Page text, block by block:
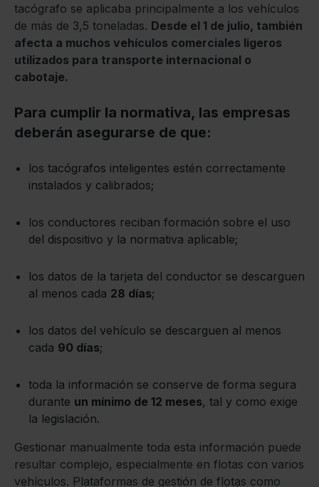
tacógrafo se aplicaba principalmente a los vehículos
de más de 3,5 toneladas. Desde el 1 de julio, también
afecta a muchos vehículos comerciales ligeros
utilizados para transporte internacional o
cabotaje.
Para cumplir la normativa, las empresas
deberán asegurarse de que:
los tacógrafos inteligentes estén correctamente
instalados y calibrados;
los conductores reciban formación sobre el uso
del dispositivo y la normativa aplicable;
los datos de la tarjeta del conductor se descarguen
al menos cada 28 días;
los datos del vehículo se descarguen al menos
cada 90 días;
toda la información se conserve de forma segura
durante un mínimo de 12 meses, tal y como exige
la legislación.
Gestionar manualmente toda esta información puede
resultar complejo, especialmente en flotas con varios
vehículos. Plataformas de gestión de flotas como